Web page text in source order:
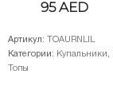
95AED
Артикул:
TOAURNLIL
Категории: Купальники ,
Топы